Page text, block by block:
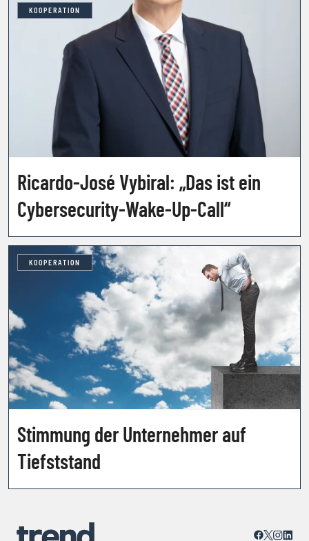
KOOPERATION
Ricardo-José Vybiral: „Das ist ein
Cybersecurity-Wake-Up-Call“
KOOPERATION
Stimmung der Unternehmer auf
Tiefststand